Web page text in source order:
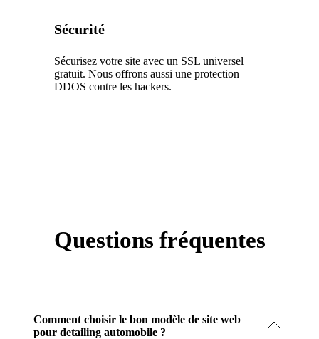
Sécurité
Sécurisez votre site avec un SSL universel
gratuit. Nous offrons aussi une protection
DDOS contre les hackers.
Questions fréquentes
Comment choisir le bon modèle de site web
pour detailing automobile ?